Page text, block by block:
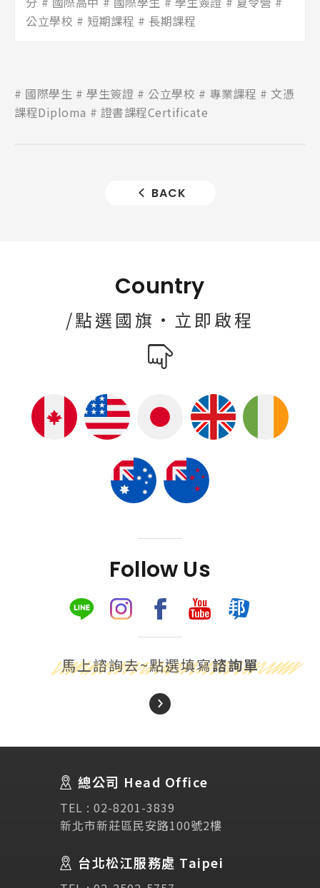
講座活動
Testimonial
公立學校
短期課程 長期課程
國際學生 學生簽證 公立學校 專業課程
文憑
課程Diploma
證書課程Certificate
BACK
Country
/點選國旗·立即啟程
Follow Us
馬上諮詢去~點選填寫諮詢單
總公司 Head Office
TEL : 02-8201-3839
新北市新莊區民安路100號2樓
台北松江服務處 Taipei